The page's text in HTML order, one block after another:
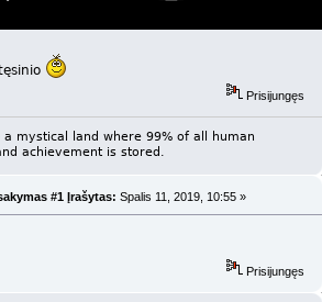
Prisijungęs
mystical land where 99% of all human
achievement is stored.
#1 Įrašytas: Spalis 11, 2019, 10:55 »
Prisijungęs